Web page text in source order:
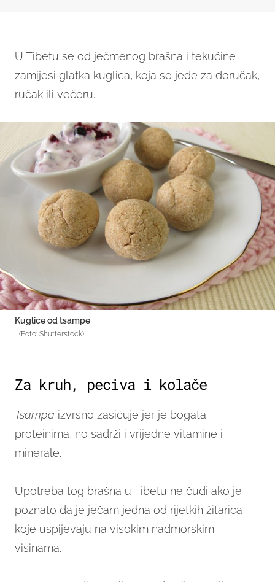
U Tibetu se od ječmenog brašna i tekućine
zamijesi glatka kuglica, koja se jede za doručak,
ručak ili večeru.
Kuglice od tsampe
(Foto: Shutterstock)
Za kruh, peciva i kolače
Tsampa izvrsno zasićuje jer je bogata
proteinima, no sadrži i vrijedne vitamine i
minerale.
Upotreba tog brašna u Tibetu ne čudi ako je
poznato da je ječam jedna od rijetkih žitarica
koje uspijevaju na visokim nadmorskim
visinama.